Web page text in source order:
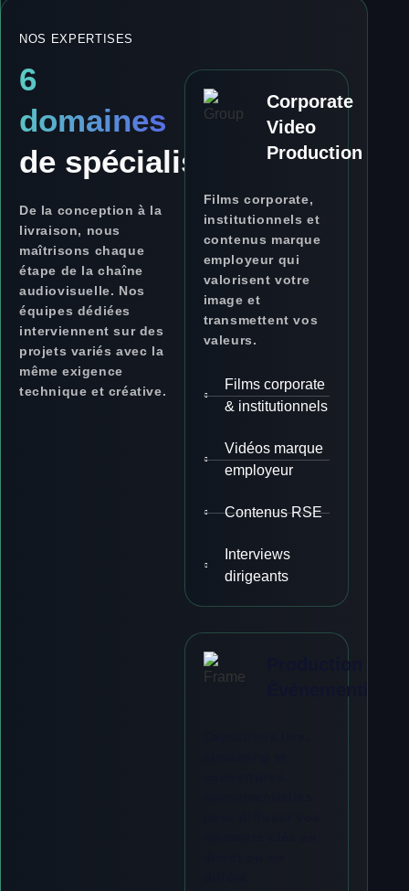
NOS EXPERTISES
6
domaines
de spécialisation
De la conception à la
livraison, nous
maîtrisons chaque
étape de la chaîne
audiovisuelle. Nos
équipes dédiées
interviennent sur des
projets variés avec la
même exigence
technique et créative.
Corporate
Video
Production
Films corporate,
institutionnels et
contenus marque
employeur qui
valorisent votre
image et
transmettent vos
valeurs.
Films corporate
& institutionnels
Vidéos marque
employeur
Contenus RSE
Interviews
dirigeants
Production
Événementielle